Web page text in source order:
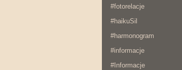
#fotorelacje
#haikuSil
#harmonogram
#informacje
#Informacje